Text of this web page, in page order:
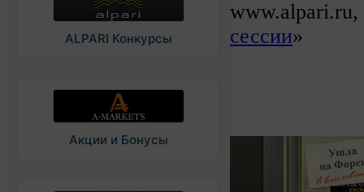
ALPARI Конкурсы
Акции и Бонусы
www.alpari.ru,
сессии»